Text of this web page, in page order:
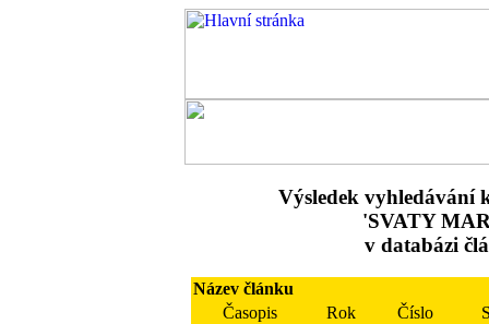
Výsledek vyhledávání
'SVATY
v databázi
Název článku
Časopis
Rok Číslo